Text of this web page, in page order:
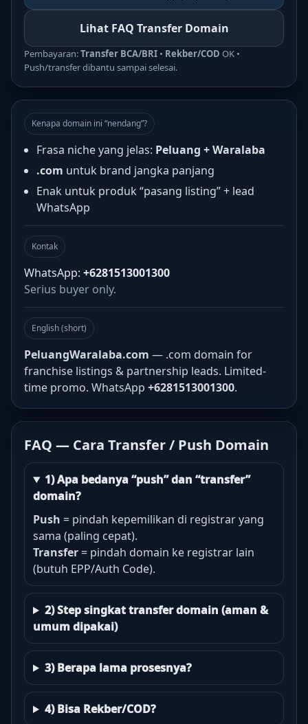
Lihat FAQ Transfer Domain
Pembayaran:Transfer BCA/BRI • Rekber/COD OK •
Push/transfer dibantu sampai selesai.
Kenapa domain ini “nendang”?
Frasa niche yang jelas: Peluang + Waralaba
.com untuk brand jangka panjang
Enak untuk produk “pasang listing” + lead
WhatsApp
Kontak
WhatsApp: +6281513001300
Serius buyer only.
English (short)
PeluangWaralaba.com — .com domain for
franchise listings & partnership leads. Limited-
time promo. WhatsApp +6281513001300.
FAQ — Cara Transfer / Push Domain
1) Apa bedanya “push” dan “transfer”
domain?
Push = pindah kepemilikan di registrar yang
sama (paling cepat).
Transfer = pindah domain ke registrar lain
(butuh EPP/Auth Code).
2) Step singkat transfer domain (aman &
umum dipakai)
3) Berapa lama prosesnya?
4) Bisa Rekber/COD?